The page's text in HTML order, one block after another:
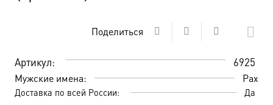
Поделиться
Артикул: 6925
Мужские имена: Рах
Доставка по всей России: Да